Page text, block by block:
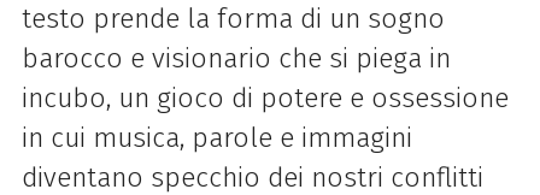
testo prende la forma di un sogno
barocco e visionario che si piega in
incubo, un gioco di potere e ossessione
in cui musica, parole e immagini
diventano specchio dei nostri conflitti